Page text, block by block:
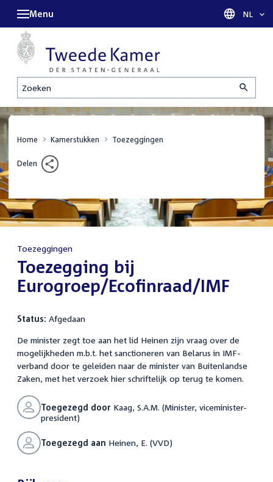
Zoeken
Menu Taal
NL
Home Kamerstukken Toezeggingen
Delen
Toezeggingen
:Toezegging bij
Eurogroep/Ecofinraad/IMF
Status: Afgedaan
De minister zegt toe aan het lid Heinen zijn vraag over de
mogelijkheden m.b.t. het sanctioneren van Belarus in IMF-
verband door te geleiden naar de minister van Buitenlandse
Zaken, met het verzoek hier schriftelijk op terug te komen.
Toegezegd doorKaag, S.A.M. (Minister, viceminister-
president)
Toegezegd aan Heinen, E. (VVD)